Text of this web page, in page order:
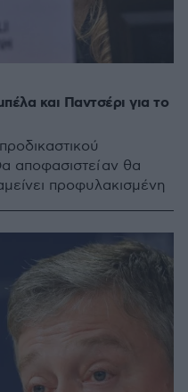
και Παντσέρι για το
αποφασιστεί αν θα
προφυλακισμένη